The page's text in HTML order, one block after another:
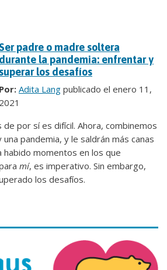
padre o madre soltera
durante la pandemia: enfrentar y
superar los desafíos
Por: Adita Lang publicado el enero 11,
2021
de por sí es difícil. Ahora, combinemos
pandemia, y le saldrán más canas
habido momentos en los que
mí, es imperativo. Sin embargo,
los desafíos.